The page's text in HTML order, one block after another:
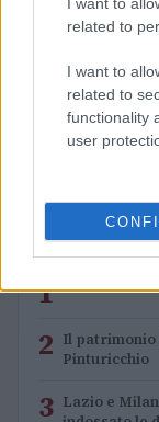
related to
I want to
related to
functionality
user
Come leggere
plusvalenze
Ilaria Mauri · 10 Ago
PIÙ LETTI
1 Chouchaa:
2 Il patrimonio
Pinturicchio
3 Lazio e